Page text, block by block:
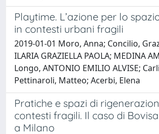
Playtime. L’azione per lo
in contesti urbani fragili
2019-01-01 Moro, Anna; Concilio,
ILARIA GRAZIELLA PAOLA; MEDINA
Longo, ANTONIO EMILIO ALVISE;
Pettinaroli, Matteo; Acerbi, Elena
Pratiche e spazi di
contesti fragili. Il caso di
a Milano